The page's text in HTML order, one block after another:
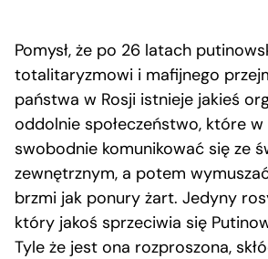
Pomysł, że po 26 latach
totalitaryzmowi i mafijnego
państwa w Rosji istnieje jakieś
oddolnie społeczeństwo, które
swobodnie komunikować się ze
zewnętrznym, a potem
brzmi jak ponury żart. Jedyny
który jakoś sprzeciwia się
Tyle że jest ona rozproszona,